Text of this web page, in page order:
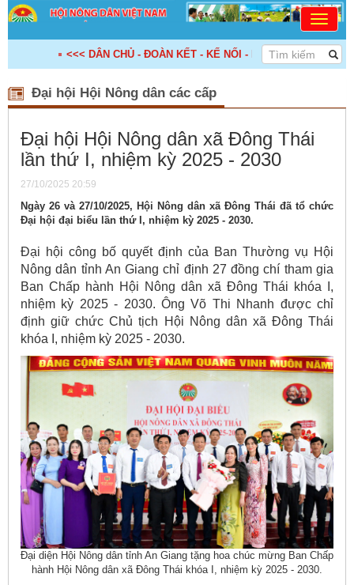
<<< DÂN CHỦ - ĐOÀN KẾT - KẾ NỐI - HỢP TÁC - PHÁT
Đại hội Hội Nông dân các cấp
Đại hội Hội Nông dân xã Đông Thái
lần thứ I, nhiệm kỳ 2025 - 2030
27/10/2025 20:59
Ngày 26 và 27/10/2025, Hội Nông dân xã Đông Thái đã tổ chức
Đại hội đại biểu lần thứ I, nhiệm kỳ 2025 - 2030.
Đại hội công bố quyết định của Ban Thường vụ Hội
Nông dân tỉnh An Giang chỉ định 27 đồng chí tham gia
Ban Chấp hành Hội Nông dân xã Đông Thái khóa I,
nhiệm kỳ 2025 - 2030. Ông Võ Thi Nhanh được chỉ
định giữ chức Chủ tịch Hội Nông dân xã Đông Thái
khóa I, nhiệm kỳ 2025 - 2030.
Đại diện Hội Nông dân tỉnh An Giang tặng hoa chúc mừng Ban Chấp
hành Hội Nông dân xã Đông Thái khóa I, nhiệm kỳ 2025 - 2030.